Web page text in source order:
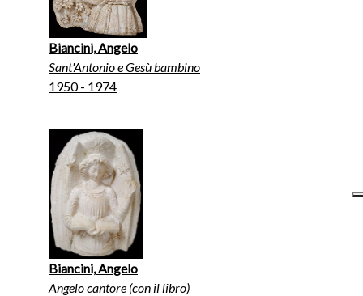
Biancini, Angelo
Sant'Antonio e Gesù bambino
1950 - 1974
Biancini, Angelo
Angelo cantore (con il libro)